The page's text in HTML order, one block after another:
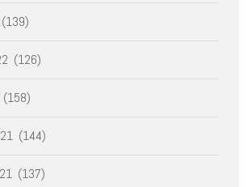
(139)
(126)
(158)
(144)
(137)